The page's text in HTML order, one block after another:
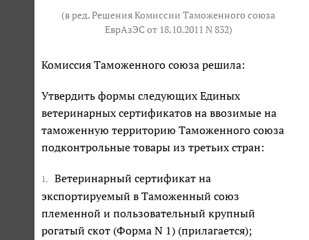
(в ред. Решения Комиссии Таможенного союза
ЕврАзЭС от 18.10.2011 N 832)
Комиссия Таможенного союза решила:
Утвердить формы следующих Единых
ветеринарных сертификатов на ввозимые на
таможенную территорию Таможенного союза
подконтрольные товары из третьих стран:
1.
Ветеринарный сертификат на
экспортируемый в Таможенный союз
племенной и пользовательный крупный
рогатый скот (Форма N 1) (прилагается);